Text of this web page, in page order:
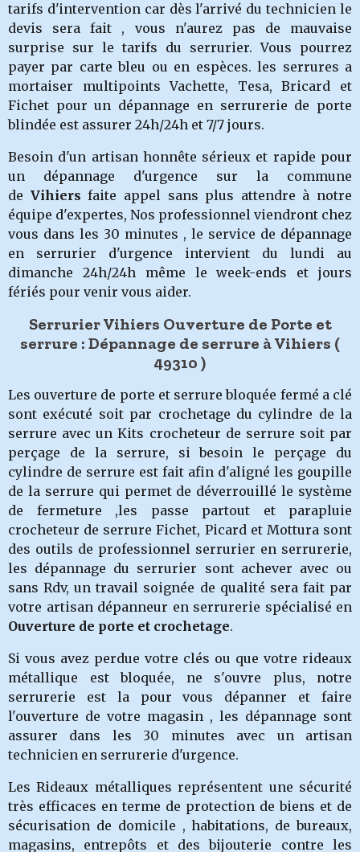
tarifs d'intervention car dès l'arrivé du technicien le
devis sera fait , vous n'aurez pas de mauvaise
surprise sur le tarifs du serrurier. Vous pourrez
payer par carte bleu ou en espèces. les serrures a
mortaiser multipoints Vachette, Tesa, Bricard et
Fichet pour un dépannage en serrurerie de porte
blindée est assurer 24h/24h et 7/7 jours.
Besoin d'un artisan honnête sérieux et rapide pour
un dépannage d'urgence sur la commune
de Vihiers faite appel sans plus attendre à notre
équipe d'expertes, Nos professionnel viendront chez
vous dans les 30 minutes , le service de dépannage
en serrurier d'urgence intervient du lundi au
dimanche 24h/24h même le week-ends et jours
fériés pour venir vous aider.
Serrurier Vihiers Ouverture de Porte et
serrure : Dépannage de serrure à Vihiers (
49310 )
Les ouverture de porte et serrure bloquée fermé a clé
sont exécuté soit par crochetage du cylindre de la
serrure avec un Kits crocheteur de serrure soit par
perçage de la serrure, si besoin le perçage du
cylindre de serrure est fait afin d'aligné les goupille
de la serrure qui permet de déverrouillé le système
de fermeture ,les passe partout et parapluie
crocheteur de serrure Fichet, Picard et Mottura sont
des outils de professionnel serrurier en serrurerie,
les dépannage du serrurier sont achever avec ou
sans Rdv, un travail soignée de qualité sera fait par
votre artisan dépanneur en serrurerie spécialisé en
Ouverture de porte et crochetage.
Si vous avez perdue votre clés ou que votre rideaux
métallique est bloquée, ne s'ouvre plus, notre
serrurerie
est la pour vous dépanner et faire
l'ouverture de votre magasin , les dépannage sont
assurer dans les 30 minutes avec un artisan
technicien en serrurerie d'urgence.
Les Rideaux métalliques représentent une sécurité
très efficaces en terme de protection de biens et de
sécurisation de domicile , habitations, de bureaux,
magasins, entrepôts et des bijouterie contre les